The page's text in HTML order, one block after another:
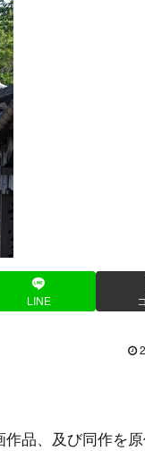
LINE
品、及び同作を